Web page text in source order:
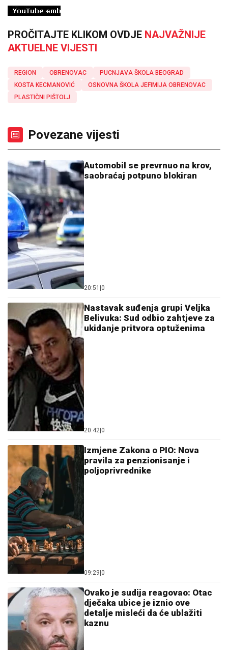
PROČITAJTE KLIKOM OVDJE NAJVAŽNIJE
AKTUELNE VIJESTI
REGION OBRENOVAC
PUCNJAVA ŠKOLA BEOGRAD
KOSTA KECMANOVIĆ
OSNOVNA ŠKOLA JEFIMIJA OBRENOVAC
PLASTIČNI PIŠTOLJ
Povezane vijesti
Automobil se prevrnuo na krov,
saobraćaj potpuno blokiran
20:51 0
Nastavak suđenja grupi Veljka
Belivuka: Sud odbio zahtjeve za
ukidanje pritvora optuženima
20:42 0
Izmjene Zakona o PIO: Nova
pravila za penzionisanje i
poljoprivrednike
09:29 0
Ovako je sudija reagovao: Otac
dječaka ubice je iznio ove
detalje misleći da će ublažiti
kaznu